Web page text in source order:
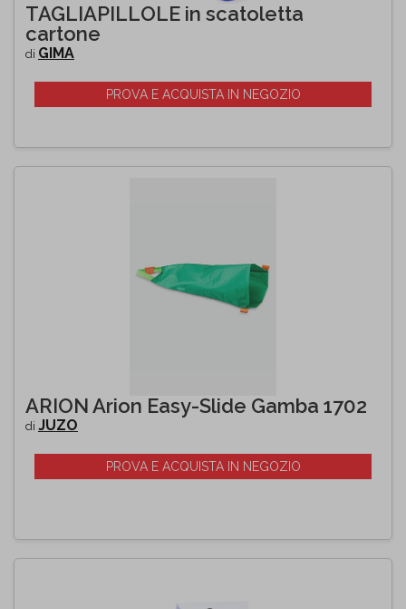
TAGLIAPILLOLE in scatoletta
cartone
di GIMA
PROVA E ACQUISTA IN NEGOZIO
ARION Arion Easy-Slide Gamba 1702
di JUZO
PROVA E ACQUISTA IN NEGOZIO